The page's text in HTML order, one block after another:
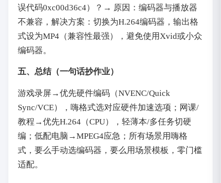
误代码0xc00d36c4）？→ 原因：编码器与播放器
不兼容，解决方案：切换为H.264编码器，输出格
式设为MP4（兼容性最强），避免使用Xvid或小众
编码器。
五、总结（一句话抄作业）
游戏录屏→优先硬件编码（NVENC/Quick
Sync/VCE），嗨格式选对应硬件加速选项；网课/
教程→优先H.264（CPU），轻薄本/多任务切硬
编；低配电脑→MPEG4应急；所有场景用嗨格
式，要么手动选编码器，要么用场景模板，零门槛
适配。